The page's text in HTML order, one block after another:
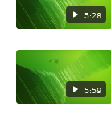
5:28
5:59